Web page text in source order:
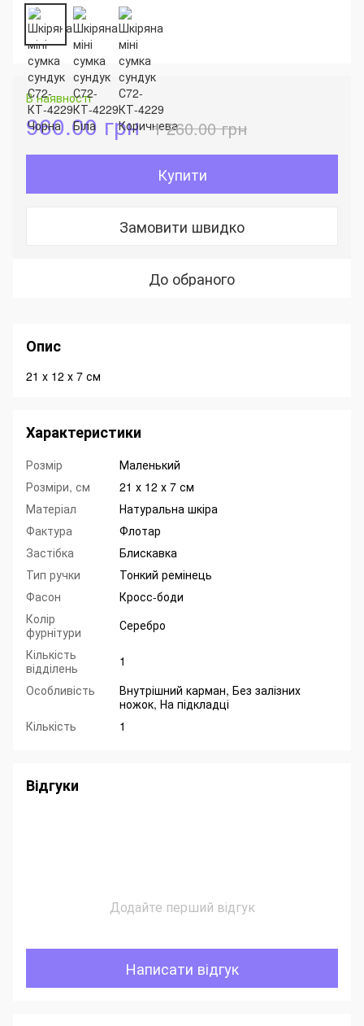
В наявності
960.00 грн 1 260.00 грн
Купити
Замовити швидко
До обраного
Опис
21 х 12 х 7 см
Характеристики
Розмір
Маленький
Розміри, см
21 х 12 х 7 см
Матеріал
Натуральна шкіра
Фактура
Флотар
Застібка
Блискавка
Тип ручки
Тонкий ремінець
Фасон
Кросс-боди
Колір
фурнітури
Серебро
Кількість
відділень
1
Особливість
Внутрішний карман, Без залізних
ножок, На підкладці
Кількість
1
Відгуки
Додайте перший відгук
Написати відгук